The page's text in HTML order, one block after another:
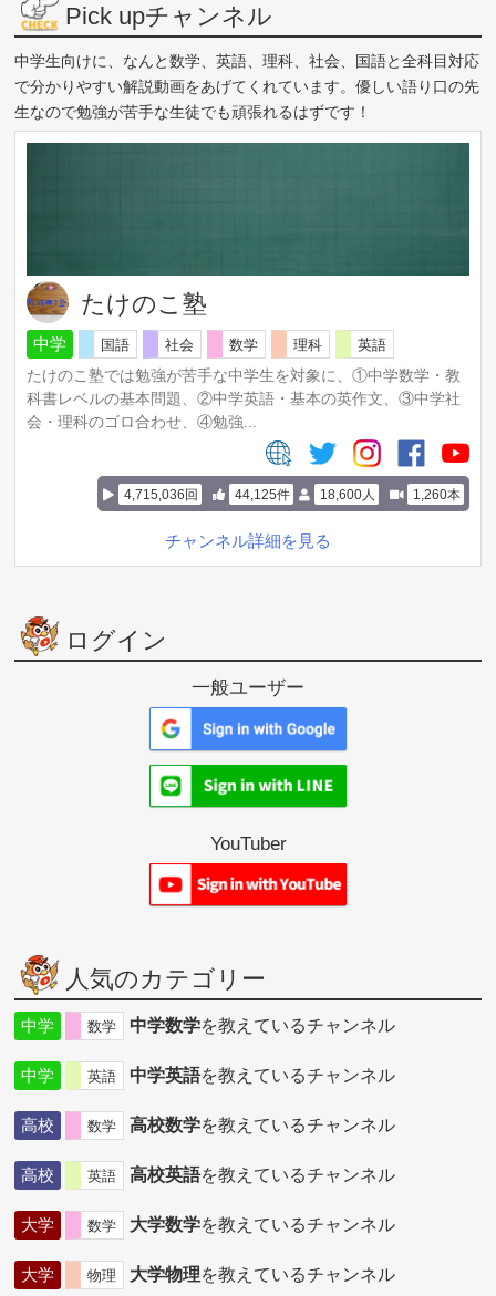
Pick upチャンネル
中学生向けに、なんと数学、英語、理科、社会、国語と全科目対応
で分かりやすい解説動画をあげてくれています。優しい語り口の先
生なので勉強が苦手な生徒でも頑張れるはずです！
たけのこ塾
中学 国語 社会 数学 理科
英語
たけのこ塾では勉強が苦手な中学生を対象に、①中学数学・教
科書レベルの基本問題、②中学英語・基本の英作文、③中学社
会・理科のゴロ合わせ、④勉強...
18,600人 1,260本
4,715,036回 44,125件
チャンネル詳細を見る
ログイン
一般ユーザー
YouTuber
人気のカテゴリー
中学 数学 中学数学を教えているチャンネル
中学 英語 中学英語を教えているチャンネル
高校 数学 高校数学を教えているチャンネル
高校 英語 高校英語を教えているチャンネル
大学 数学 大学数学を教えているチャンネル
大学 物理 大学物理を教えているチャンネル